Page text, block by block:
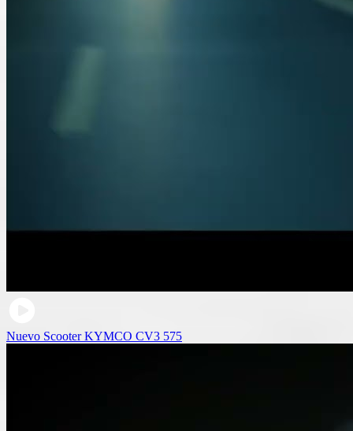
Nuevo Scooter KYMCO CV3 575